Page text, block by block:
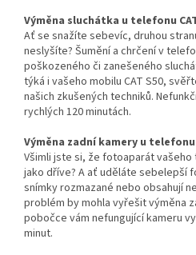
Výměna sluchátka u telefonu
Ať se snažíte sebevíc, druhou
neslyšíte? Šumění a chrčení v
poškozeného či zanešeného
týká i vašeho mobilu CAT S50,
našich zkušených techniků.
rychlých 120 minutách.
Výměna zadní kamery u telefonu
Všimli jste si, že fotoaparát vašeho
jako dříve? A ať uděláte sebelepší
snímky rozmazané nebo obsahují
problém by mohla vyřešit výměna
pobočce vám nefungující kameru
minut.